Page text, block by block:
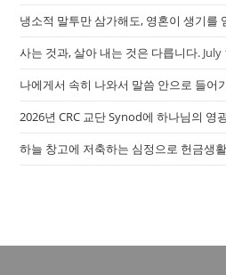
냉소적 말투만 삼가해도, 영혼이 생기를
사는 것과, 살아 내는 것은 다릅니다. July
나에게서 속히 나와서 말씀 안으로 들어
2026년 CRC 교단 Synod에 하나님의 영
하늘 창고에 저축하는 심정으로 헌금생